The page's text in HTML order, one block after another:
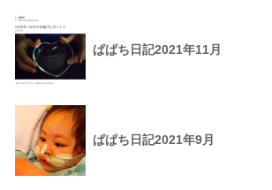
ぱぱち日記2021年11月
ぱぱち日記2021年9月